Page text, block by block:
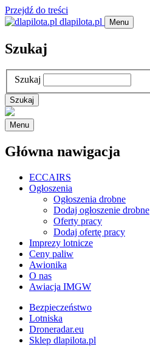
Przejdź do treści
dlapilota.pl
Menu
Szukaj
Szukaj
Menu
Główna nawigacja
ECCAIRS
Ogłoszenia
Ogłoszenia drobne
Dodaj ogłoszenie drobne
Oferty pracy
Dodaj ofertę pracy
Imprezy lotnicze
Ceny paliw
Awionika
O nas
Awiacja IMGW
Bezpieczeństwo
Lotniska
Droneradar.eu
Sklep dlapilota.pl